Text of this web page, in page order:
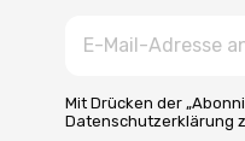
Mit Drücken der
Datenschutzerklärung